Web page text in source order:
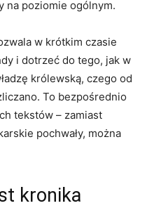
na poziomie ogólnym.
w krótkim czasie
i dotrzeć do tego, jak w
królewską, czego od
To bezpośrednio
tekstów – zamiast
pochwały, można
kronika